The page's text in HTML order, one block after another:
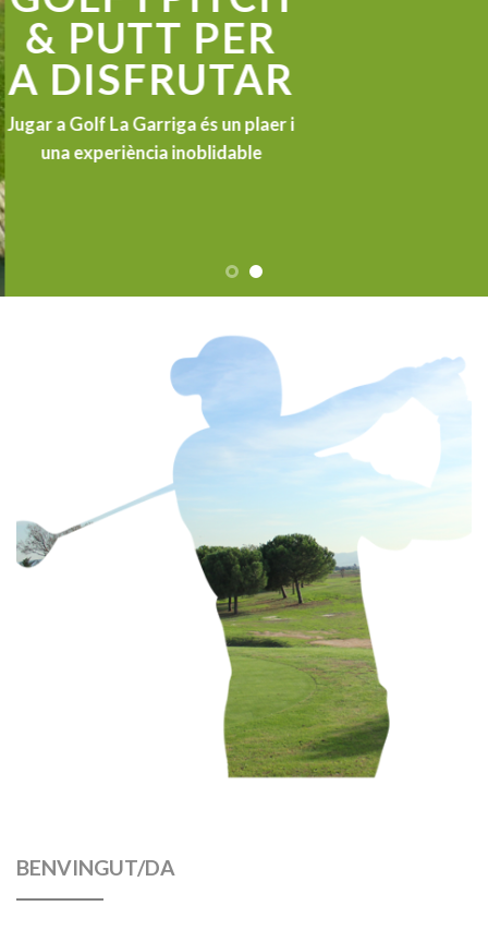
& PUTT PER
A DISFRUTAR
Jugar a Golf La Garriga és un plaer i
una experiència inoblidable
BENVINGUT/DA